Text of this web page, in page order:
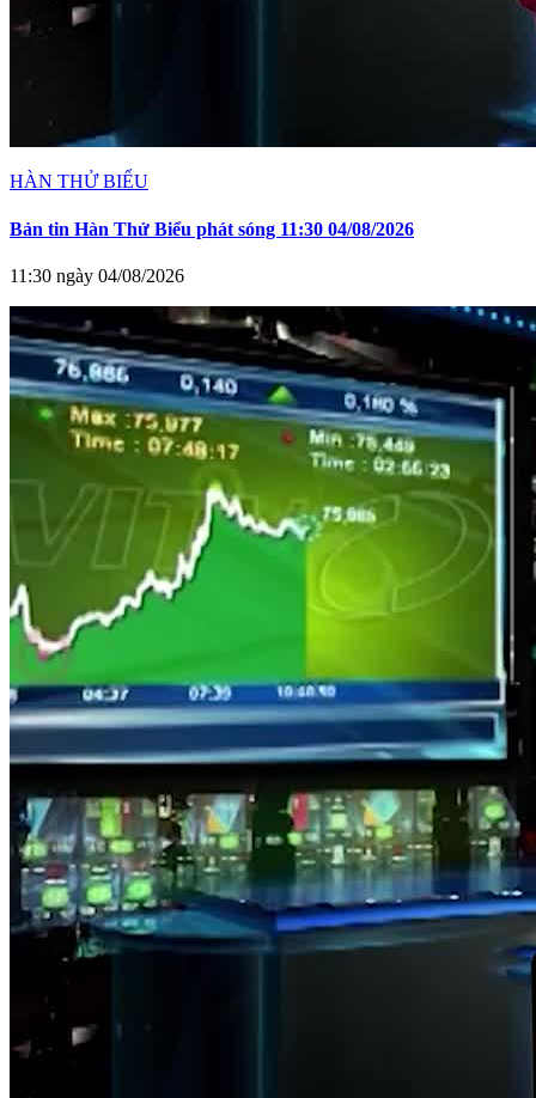
HÀN THỬ BIỂU
Bản tin Hàn Thử Biểu phát sóng 11:30 04/08/2026
11:30 ngày 04/08/2026